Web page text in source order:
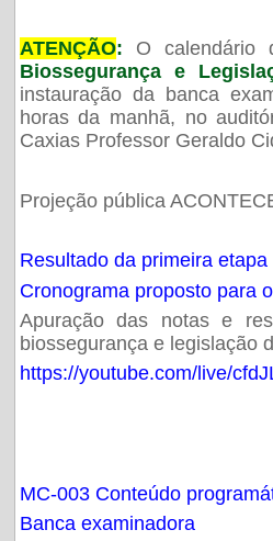
ATENÇÃO: O calendário
Biossegurança e
instauração da banca
horas da manhã, no
Caxias Professor Geraldo
Projeção pública
Resultado da primeira
Cronograma proposto para
Apuração das notas e
biossegurança e legislação
https://youtube.com/live/
MC-003 Conteúdo
Banca examinadora